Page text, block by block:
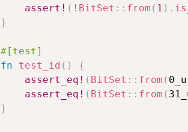
assert! ( ! BitSet :: from ( 1 ) .
}
#[test]
fn
test_id ( )
{
assert_eq! ( BitSet :: from (
assert_eq! ( BitSet :: from (
}